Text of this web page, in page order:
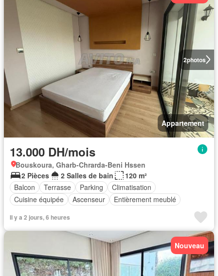
2photos
Appartement
13.000 DH/mois
Bouskoura, Gharb-Chrarda-Beni Hssen
2 Pièces
2 Salles de bain
120 m²
Balcon
Terrasse Parking
Climatisation
Cuisine équipée
Ascenseur Entièrement meublé
Il y a 2 jours, 6 heures
Nouveau